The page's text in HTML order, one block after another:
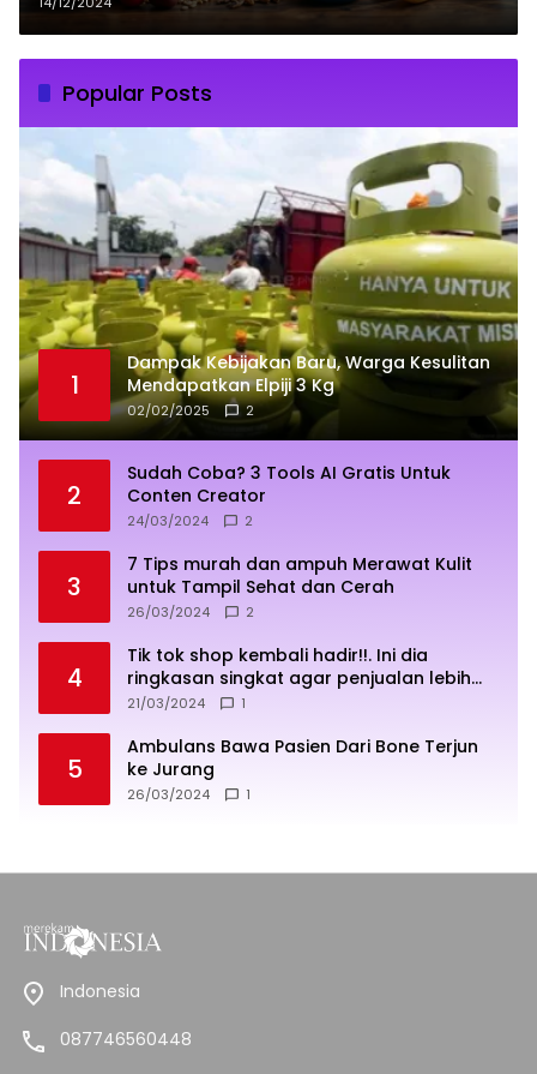
Popular Posts
1
Dampak Kebijakan Baru, Warga Kesulitan
Mendapatkan Elpiji 3 Kg
02/02/2025 2
2
Sudah Coba? 3 Tools AI Gratis Untuk
Conten Creator
24/03/2024 2
3
7 Tips murah dan ampuh Merawat Kulit
untuk Tampil Sehat dan Cerah
26/03/2024 2
4
Tik tok shop kembali hadir!!. Ini dia
ringkasan singkat agar penjualan lebih
sukses
21/03/2024 1
5
Ambulans Bawa Pasien Dari Bone Terjun
ke Jurang
26/03/2024 1
Indonesia
087746560448